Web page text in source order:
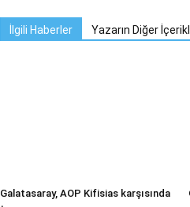
İlgili Haberler Yazarın Diğer
Galatasaray, AOP Kifisias karşısında